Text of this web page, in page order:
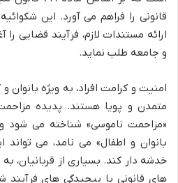
قانونی را فراهم می آورد. این
ارائه مستندات لازم، فرآیند قضایی را
و جامعه طلب نماید.
امنیت و کرامت افراد، به ویژه
متمدن و پویا هستند. پدیده
«مزاحمت ناموسی» شناخته می شود
بانوان و اطفال» می نامد، می
خدشه دار کند. بسیاری از قربانیان،
های قانونی یا پیچیدگی های فرآیند